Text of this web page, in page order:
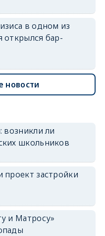
в одном из
открылся бар-
новости
возникли ли
школьников
проект застройки
и Матросу»